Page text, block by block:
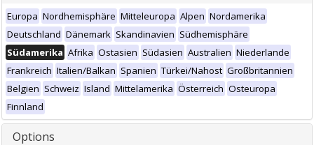
Europa Nordhemisphäre Mitteleuropa Alpen Nordamerika
Deutschland Dänemark Skandinavien Südhemisphäre
Südamerika Afrika Ostasien Südasien Australien Niederlande
Frankreich Italien/Balkan Spanien Türkei/Nahost Großbritannien
Belgien Schweiz Island Mittelamerika Österreich Osteuropa
Finnland
Options